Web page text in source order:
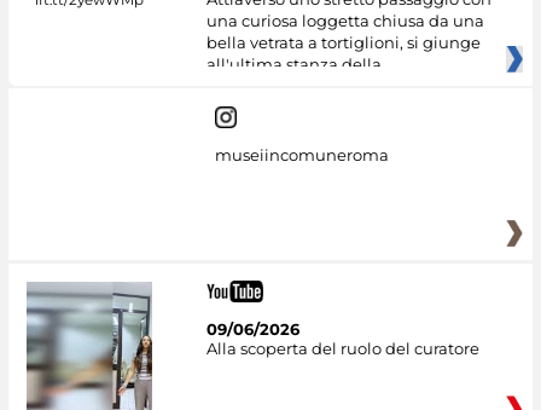
una curiosa loggetta chiusa da una
bella vetrata a tortiglioni, si giunge
all'ultima stanza della
museiincomuneroma
09/06/2026
Alla scoperta del ruolo del curatore